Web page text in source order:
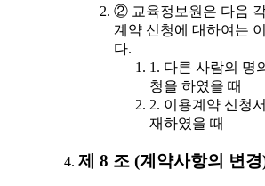
② 교육정보원은 다음
계약 신청에 대하여는
다.
1. 다른 사람의 명
청을 하였을 때
2. 이용계약 신청
재하였을 때
제 8 조 (계약사항의 변